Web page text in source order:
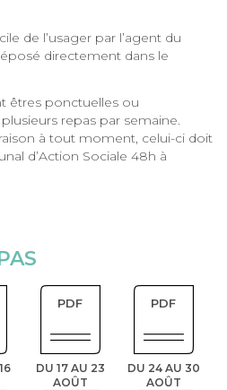
de l’usager par l’agent du
directement dans le
êtres ponctuelles ou
repas par semaine.
à tout moment, celui-ci doit
d’Action Sociale 48h à
PDF
DU 17 AU 23
AOÛT
PDF
DU 24 AU 30
AOÛT